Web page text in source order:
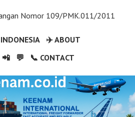
Nomor 109/PMK.011/2011
✈️ ABOUT
📲 💬 📞 CONTACT